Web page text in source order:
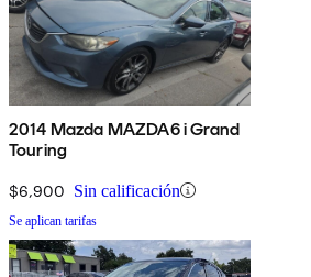
2014 Mazda MAZDA6 i Grand
Touring
$6,900 Sin calificación
Se aplican tarifas